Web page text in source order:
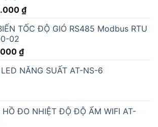
₫
TỐC ĐỘ GIÓ RS485 Modbus RTU
02
₫
NĂNG SUẤT AT-NS-6
ĐO NHIỆT ĐỘ ĐỘ ẨM WIFI AT-